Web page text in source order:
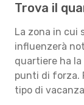
Trova il
La zona in cui
influenzerà
quartiere ha
punti di forza.
tipo di